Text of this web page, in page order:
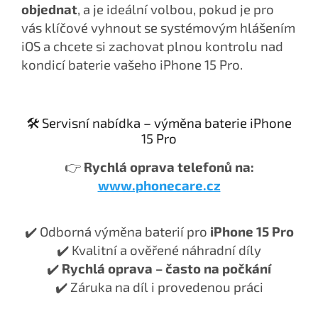
objednat, a je ideální volbou, pokud je pro
vás klíčové vyhnout se systémovým hlášením
iOS a chcete si zachovat plnou kontrolu nad
kondicí baterie vašeho iPhone 15 Pro.
🛠️ Servisní nabídka – výměna baterie iPhone
15 Pro
👉 Rychlá oprava telefonů na:
www.phonecare.cz
✔️ Odborná výměna baterií pro iPhone 15 Pro
✔️ Kvalitní a ověřené náhradní díly
✔️ Rychlá oprava – často na počkání
✔️ Záruka na díl i provedenou práci